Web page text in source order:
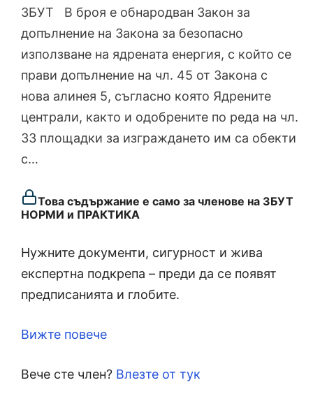
ЗБУТ В броя е обнародван Закон за
допълнение на Закона за безопасно
използване на ядрената енергия, с който се
прави допълнение на чл. 45 от Закона с
нова алинея 5, съгласно която Ядрените
централи, както и одобрените по реда на чл.
33 площадки за изграждането им са обекти
с…
Това съдържание е само за членове на ЗБУТ
НОРМИ и ПРАКТИКА
Нужните документи, сигурност и жива
експертна подкрепа – преди да се появят
предписанията и глобите.
Вижте повече
Вече сте член? Влезте от тук